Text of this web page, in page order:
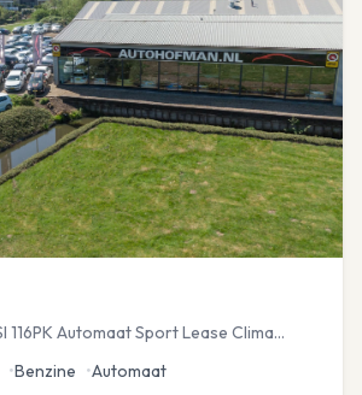
116PK Automaat Sport Lease Clima
•Benzine •Automaat